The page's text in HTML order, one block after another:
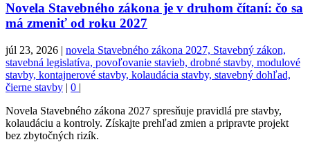
Novela Stavebného zákona je v druhom čítaní: čo sa
má zmeniť od roku 2027
júl 23, 2026 | novela Stavebného zákona 2027, Stavebný zákon,
stavebná legislatíva, povoľovanie stavieb, drobné stavby, modulové
stavby, kontajnerové stavby, kolaudácia stavby, stavebný dohľad,
čierne stavby | 0 |
Novela Stavebného zákona 2027 spresňuje pravidlá pre stavby,
kolaudáciu a kontroly. Získajte prehľad zmien a pripravte projekt
bez zbytočných rizík.